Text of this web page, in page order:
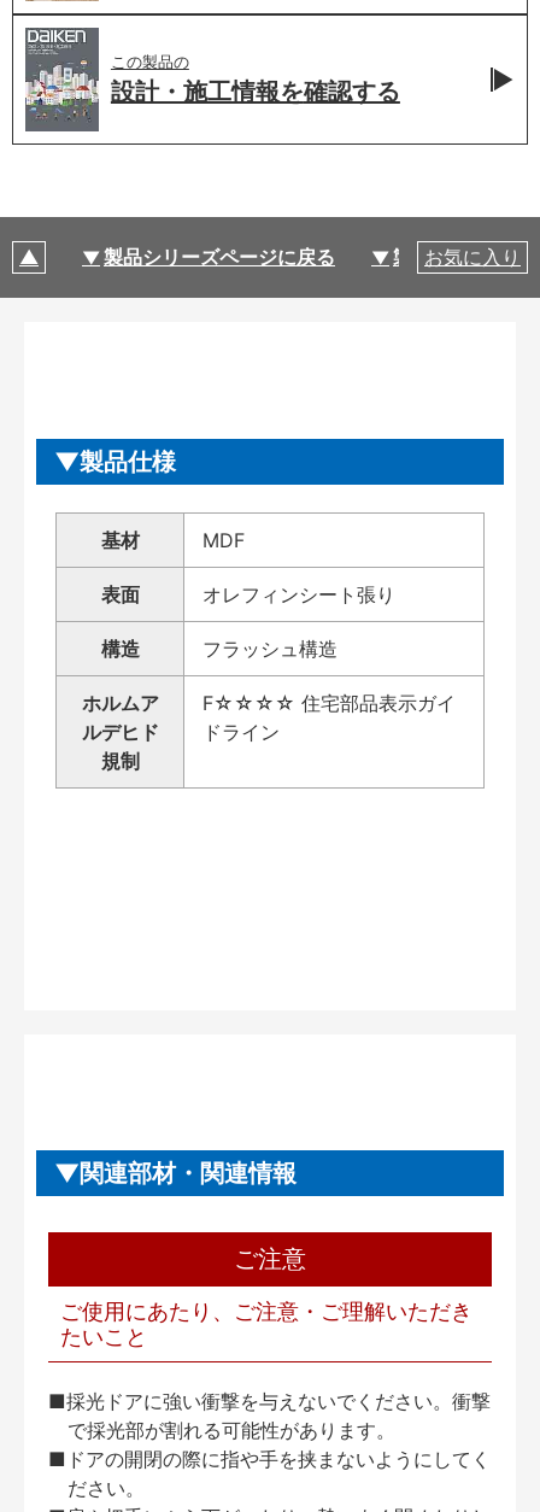
この製品の
設計・施工情報を確認する
製品シリーズページに戻る 製品仕様
お気に入り
製品仕様
基材 MDF
表面 オレフィンシート張り
構造 フラッシュ構造
ホルムア
ルデヒド
規制
F☆☆☆☆ 住宅部品表示ガイ
ドライン
関連部材・関連情報
ご注意
ご使用にあたり、ご注意・ご理解いただき
たいこと
■採光ドアに強い衝撃を与えないでください。衝撃
で採光部が割れる可能性があります。
■ドアの開閉の際に指や手を挟まないようにしてく
ださい。